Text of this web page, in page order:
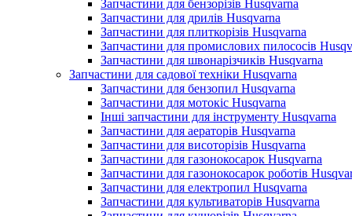
Запчастини для бензорізів Husqvarna
Запчастини для дрилів Husqvarna
Запчастини для плиткорізів Husqvarna
Запчастини для промислових пилососів
Запчастини для швонарізчиків Husqvarna
Запчастини для садової техніки Husqvarna
Запчастини для бензопил Husqvarna
Запчастини для мотокіс Husqvarna
Інші запчастини для інструменту Husqvarna
Запчастини для аераторів Husqvarna
Запчастини для висоторізів Husqvarna
Запчастини для газонокосарок Husqvarna
Запчастини для газонокосарок роботів
Запчастини для електропил Husqvarna
Запчастини для культиваторів Husqvarna